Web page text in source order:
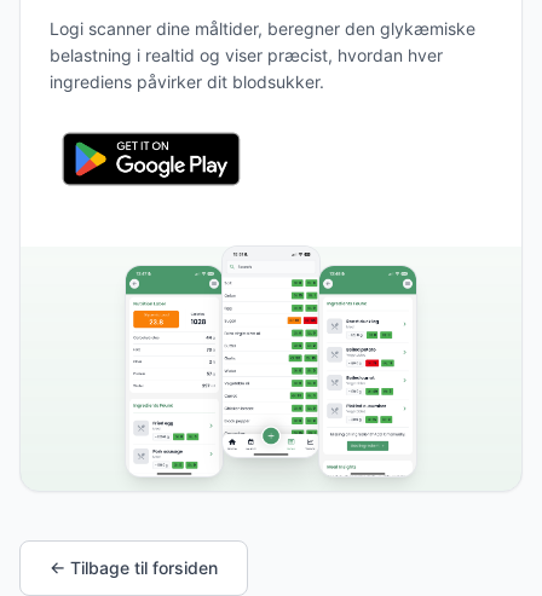
Logi scanner dine måltider, beregner den glykæmiske
belastning i realtid og viser præcist, hvordan hver
ingrediens påvirker dit blodsukker.
← Tilbage til forsiden